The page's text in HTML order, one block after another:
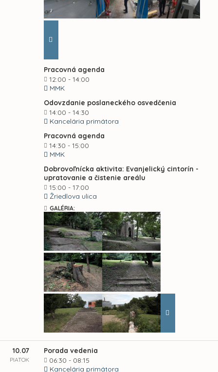
Pracovná agenda
12:00 - 14:00
MMK
Odovzdanie poslaneckého osvedčenia
14:00 - 14:30
Kancelária primátora
Pracovná agenda
14:30 - 15:00
MMK
Dobrovoľnícka aktivita: Evanjelický cintorín -
upratovanie a čistenie areálu
15:00 - 17:00
Žriedlova ulica
GALÉRIA:
10.07
PIATOK
Porada vedenia
06:30 - 08:15
Kancelária primátora